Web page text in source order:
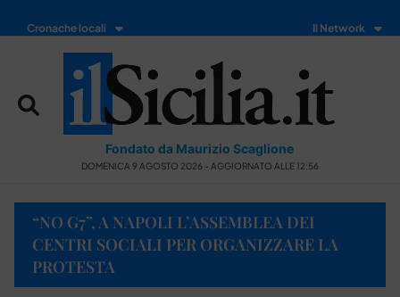
Cronache locali Il Network
Fondato da Maurizio Scaglione
DOMENICA 9 AGOSTO 2026 - AGGIORNATO ALLE 12:56
“NO G7”, A NAPOLI L’ASSEMBLEA DEI
CENTRI SOCIALI PER ORGANIZZARE LA
PROTESTA